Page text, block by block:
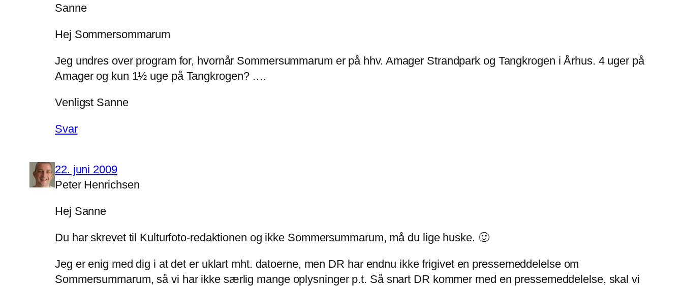
Sanne
Hej Sommersommarum
Jeg undres over program for, hvornår Sommersummarum er på hhv. Amager Strandpark og Tangkrogen i Århus. 4 uger på
Amager og kun 1½ uge på Tangkrogen? ….
Venligst Sanne
Svar
22. juni 2009
Peter Henrichsen
Hej Sanne
Du har skrevet til Kulturfoto-redaktionen og ikke Sommersummarum, må du lige huske. 🙂
Jeg er enig med dig i at det er uklart mht. datoerne, men DR har endnu ikke frigivet en pressemeddelelse om
Sommersummarum, så vi har ikke særlig mange oplysninger p.t. Så snart DR kommer med en pressemeddelelse, skal vi